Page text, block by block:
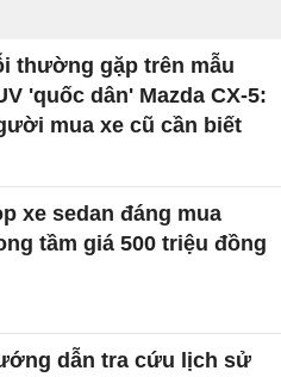
thường gặp trên mẫu
'quốc dân' Mazda CX-5:
mua xe cũ cần biết
xe sedan đáng mua
tầm giá 500 triệu đồng
dẫn tra cứu lịch sử